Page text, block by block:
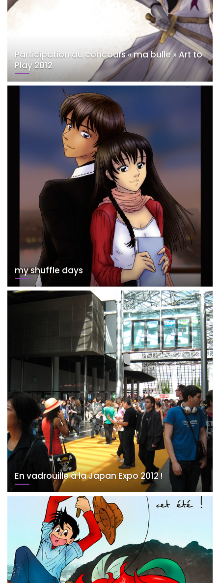
Participation au concours « ma bulle » Art to
Play 2012
my shuffle days
En vadrouille à la Japan Expo 2012 !